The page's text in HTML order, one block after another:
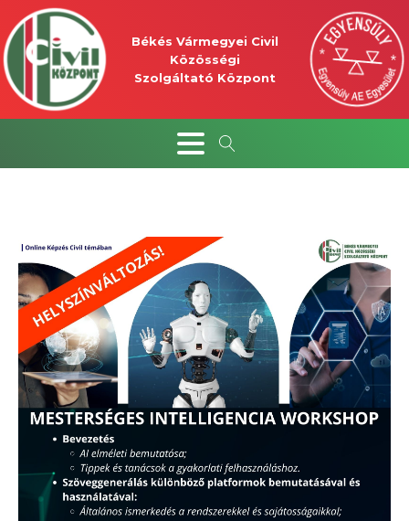
Békés Vármegyei Civil
Közösségi
Szolgáltató Központ